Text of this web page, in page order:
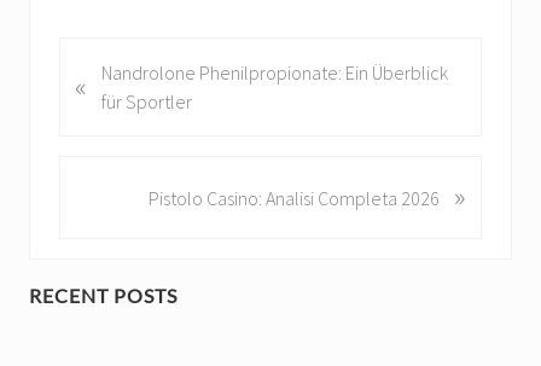
r
P
«
Nandrolone Phenilpropionate: Ein Überblick
für Sportler
P
Pistolo Casino: Analisi Completa 2026 »
P
RECENT POSTS